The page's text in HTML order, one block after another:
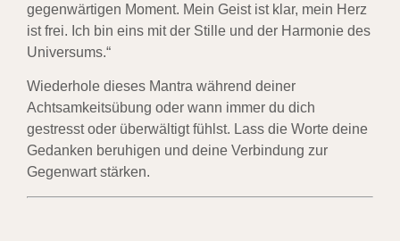
gegenwärtigen Moment. Mein Geist ist klar, mein Herz
ist frei. Ich bin eins mit der Stille und der Harmonie des
Universums.“
Wiederhole dieses Mantra während deiner
Achtsamkeitsübung oder wann immer du dich
gestresst oder überwältigt fühlst. Lass die Worte deine
Gedanken beruhigen und deine Verbindung zur
Gegenwart stärken.